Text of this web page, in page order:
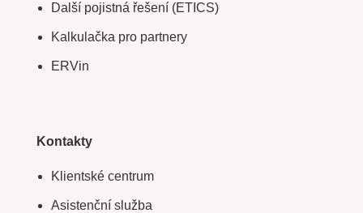
Další pojistná řešení (ETICS)
Kalkulačka pro partnery
ERVin
Kontakty
Klientské centrum
Asistenční služba